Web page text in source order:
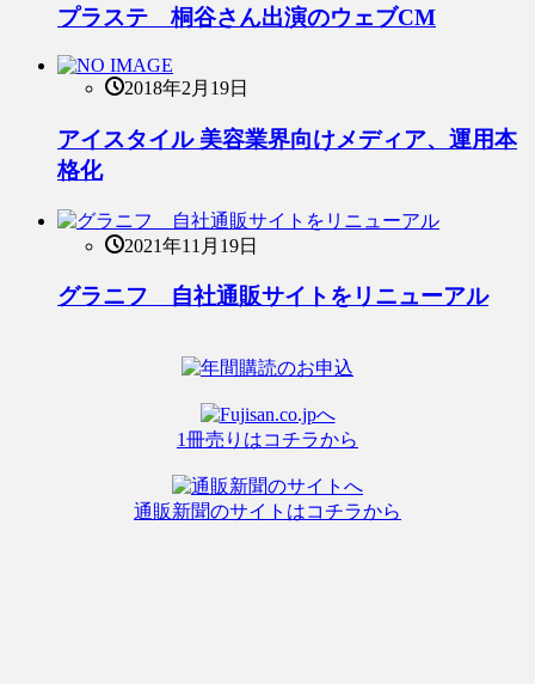
プラステ 桐谷さん出演のウェブCM
2018年2月19日
アイスタイル 美容業界向けメディア、運用本
格化
2021年11月19日
グラニフ 自社通販サイトをリニューアル
1冊売りはコチラから
通販新聞のサイトはコチラから